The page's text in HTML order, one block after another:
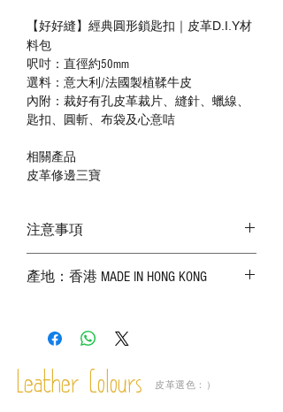
【好好縫】經典圓形鎖匙扣｜皮革D.I.Y材
料包
呎吋：直徑約50mm
選料：意大利/法國製植鞣牛皮
內附：裁好有孔皮革裁片、縫針、蠟線、
匙扣、圓斬、布袋及心意咭
相關產品
皮革修邊三寶
注意事項
實物為準；
－ 植鞣皮革容易受環境、使用程度等產生
成後定期在皮面塗上皮革專用清潔劑及貂
鼠油等；
產地：香港 MADE IN HONG KONG
Leather Colours 皮革選色：）